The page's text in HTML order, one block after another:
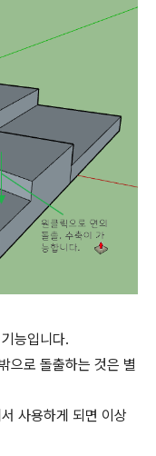
능입니다.
으로 돌출하는 것은 별
사용하게 되면 이상